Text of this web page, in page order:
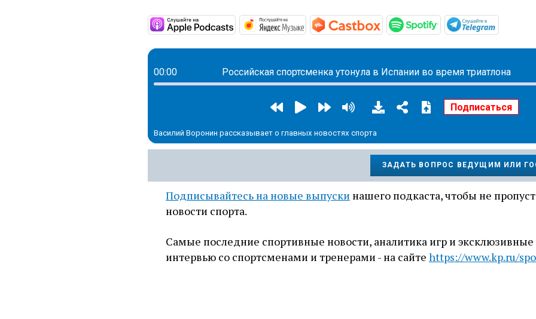
https://podcasts.apple.com/ru/podcast/новости-спорта/
https://music.yandex.ru/album/17571057
https://castbox.fm/channel/
https://
00:00 Российская спортсменка утонула в Испании во время триатлона
Василий Воронин рассказывает о главных новостях спорта
ЗАДАТЬ ВОПРОС ВЕДУЩИМ ИЛИ
Подписывайтесь на новые выпускинашего подкаста, чтобы не
новости спорта.
Самые последние спортивные новости, аналитика игр и эксклюзивные
интервью со спортсменами и тренерами - на сайте https://www.kp.ru/